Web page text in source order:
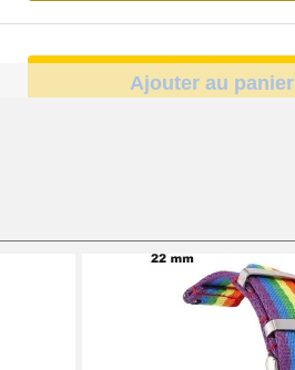
Ajouter au panier
Ajouter au panier